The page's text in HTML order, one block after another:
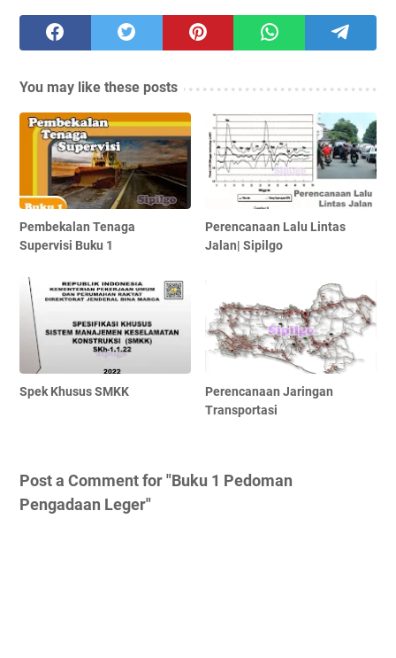
You may like these posts
Pembekalan Tenaga
Supervisi Buku 1
Perencanaan Lalu Lintas
Jalan| Sipilgo
Spek Khusus SMKK
Perencanaan Jaringan
Transportasi
Post a Comment for "Buku 1 Pedoman
Pengadaan Leger"